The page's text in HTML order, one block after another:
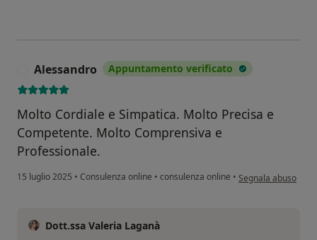
Alessandro Appuntamento verificato
Molto Cordiale e Simpatica. Molto Precisa e
Competente. Molto Comprensiva e
Professionale.
15 luglio 2025 • Consulenza online • consulenza online • secondo l'opinione
Segnala abuso
Dott.ssa Valeria Laganà